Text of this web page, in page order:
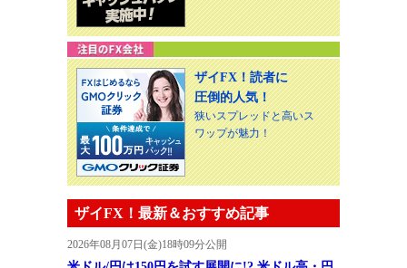
ザイFX！読者に
圧倒的人気！
狭いスプレッドと高いス
ワップが魅力！
ザイFX！最新＆おすすめ記事
2026年08月07日(金)18時09分公開